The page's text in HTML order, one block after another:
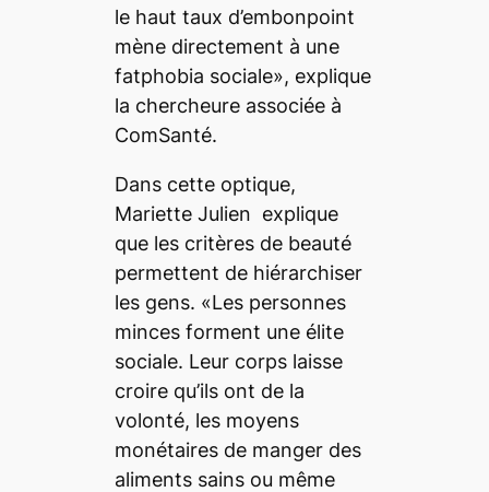
le haut taux d’embonpoint
mène directement à une
fatphobia sociale», explique
la chercheure associée à
ComSanté.
Dans cette optique,
Mariette Julien explique
que les critères de beauté
permettent de hiérarchiser
les gens. «Les personnes
minces forment une élite
sociale. Leur corps laisse
croire qu’ils ont de la
volonté, les moyens
monétaires de manger des
aliments sains ou même